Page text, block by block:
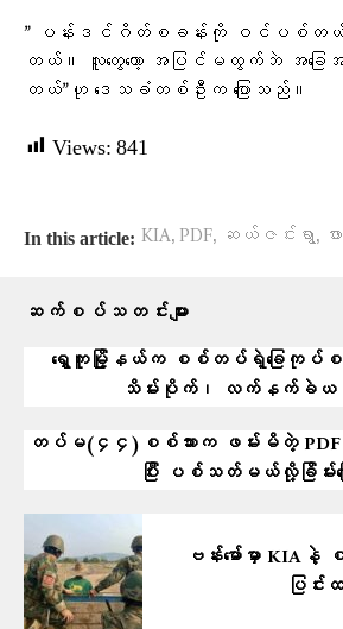
” ပန်းဒင်ဂိတ်စခန်းကို ဝင်ပစ်တယ်။
တယ်။ လူတွေတော့ အပြင်မထွက်ဘဲ အခြေအန
တယ်”ဟု ဒေသခံတစ်ဦးက ပြောသည်။
Views: 841
In this article: KIA, PDF, ဆယ်ဇင်းရွာ,
ဆက်စပ်သတင်းများ
ရွှေကူမြို့နယ်က စစ်တပ်ရဲ့ခြေကုပ်
သိမ်းပိုက်၊ လက်နက်ခဲယမ်
တပ်မ(၄၄)စစ်သားက ဖမ်းမိတဲ့ PDF
ပြီး ပစ်သတ်မယ်လို့ခြိမ်းခ
ဗန်းမော်မှာ
ပြင်